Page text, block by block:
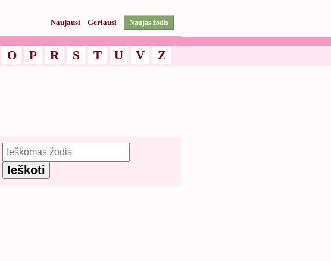
Naujausi Geriausi Naujas žodis
O P R S T U V Z